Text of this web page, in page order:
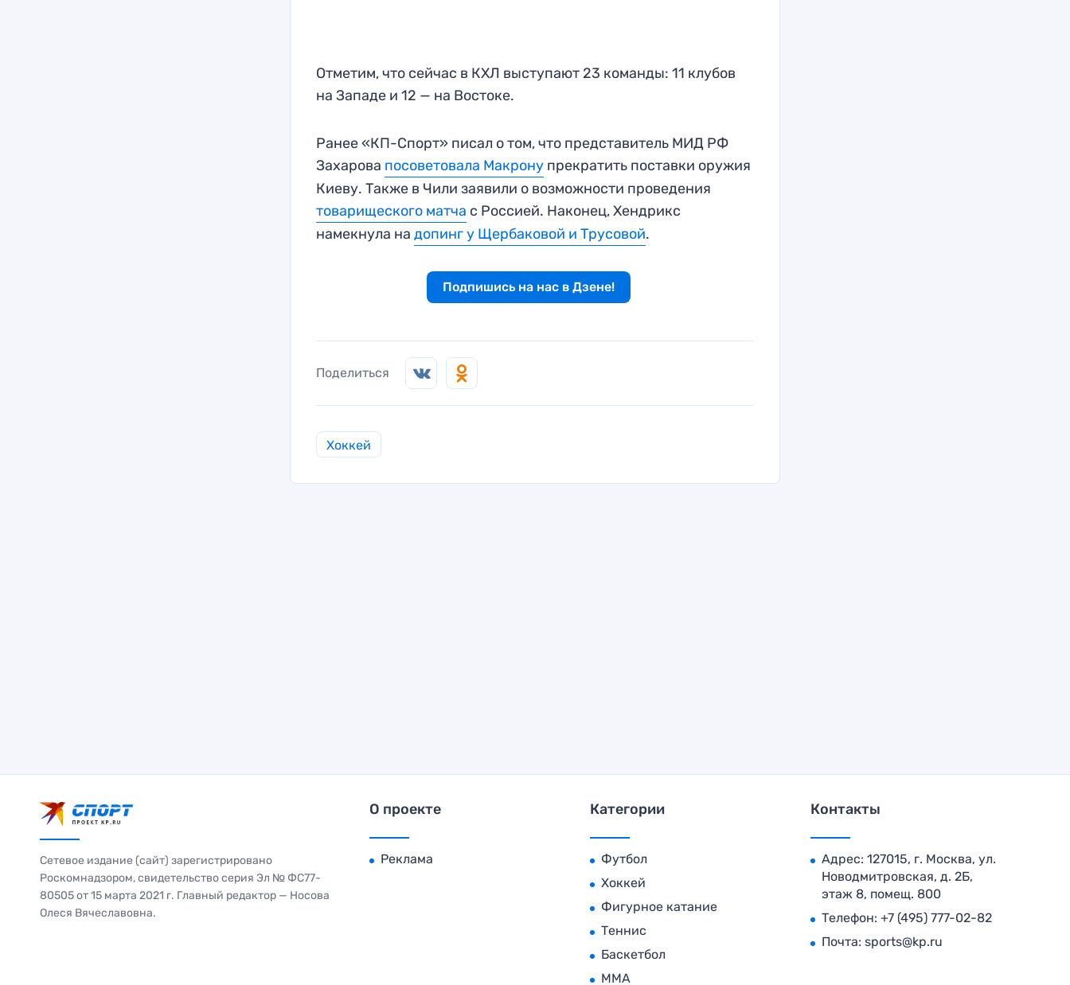
Отметим, что сейчас в КХЛ выступают 23 команды: 11 клубов
на Западе и 12 — на Востоке.
Ранее «КП-Спорт» писал о том, что представитель МИД РФ
Захарова посоветовала Макрону прекратить поставки оружия
Киеву. Также в Чили заявили о возможности проведения
товарищеского матча с Россией. Наконец, Хендрикс
намекнула надопинг у Щербаковой и Трусовой.
Подпишись на нас в Дзене!
Поделиться
Хоккей
Сетевое издание (сайт) зарегистрировано
Роскомнадзором, свидетельство серия Эл № ФС77-
80505 от 15 марта 2021 г. Главный редактор — Носова
Олеся Вячеславовна.
О проекте
Реклама
Категории
Футбол
Хоккей
Фигурное катание
Теннис
Баскетбол
MMA
Контакты
Адрес: 127015, г. Москва, ул.
Новодмитровская, д. 2Б,
этаж 8, помещ. 800
Телефон: +7 (495) 777-02-82
Почта: sports@kp.ru